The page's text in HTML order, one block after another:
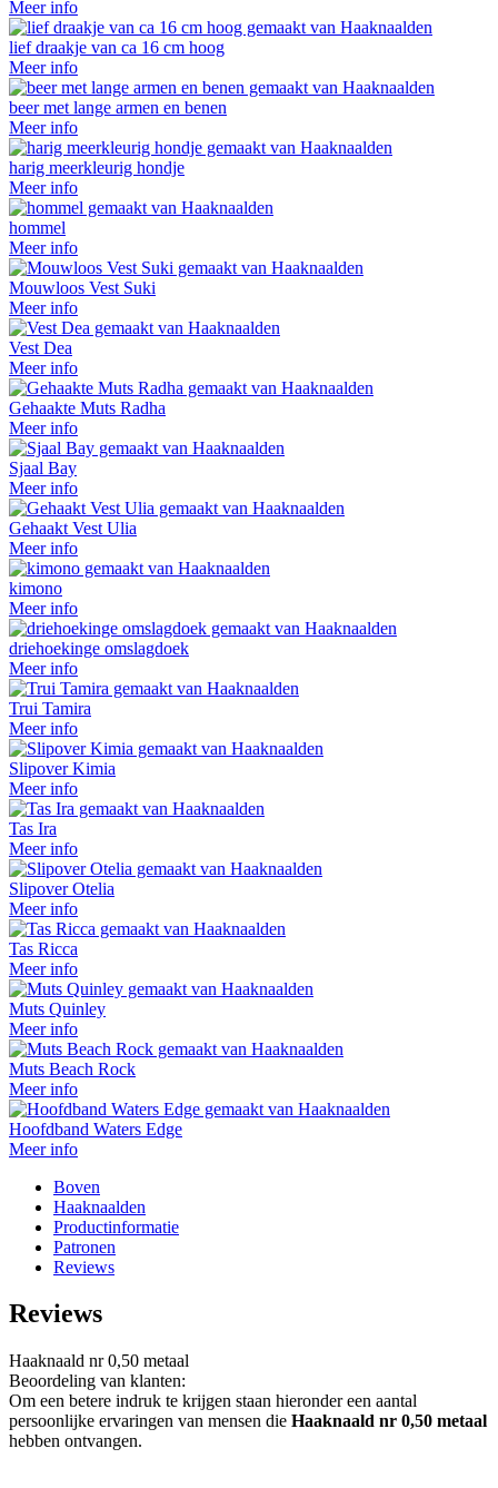
Meer info
lief draakje van ca 16 cm hoog
Meer info
beer met lange armen en benen
Meer info
harig meerkleurig hondje
Meer info
hommel
Meer info
Mouwloos Vest Suki
Meer info
Vest Dea
Meer info
Gehaakte Muts Radha
Meer info
Sjaal Bay
Meer info
Gehaakt Vest Ulia
Meer info
kimono
Meer info
driehoekinge omslagdoek
Meer info
Trui Tamira
Meer info
Slipover Kimia
Meer info
Tas Ira
Meer info
Slipover Otelia
Meer info
Tas Ricca
Meer info
Muts Quinley
Meer info
Muts Beach Rock
Meer info
Hoofdband Waters Edge
Meer info
Boven
Haaknaalden
Productinformatie
Patronen
Reviews
Reviews
Haaknaald nr 0,50 metaal
Beoordeling van klanten:
Om een betere indruk te krijgen staan hieronder een aantal
persoonlijke ervaringen van mensen die Haaknaald nr 0,50 metaal
hebben ontvangen.